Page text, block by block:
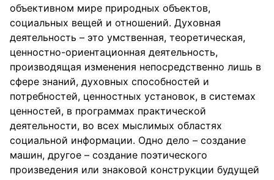
объективном мире природных объектов,
социальных вещей и отношений. Духовная
деятельность – это умственная, теоретическая,
ценностно-ориентационная деятельность,
производящая изменения непосредственно лишь в
сфере знаний, духовных способностей и
потребностей, ценностных установок, в системах
ценностей, в программах практической
деятельности, во всех мыслимых областях
социальной информации. Одно дело – создание
машин, другое – создание поэтического
произведения или знаковой конструкции будущей